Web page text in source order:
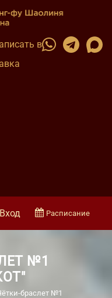
в
Вход Расписание
№1
браслет №1